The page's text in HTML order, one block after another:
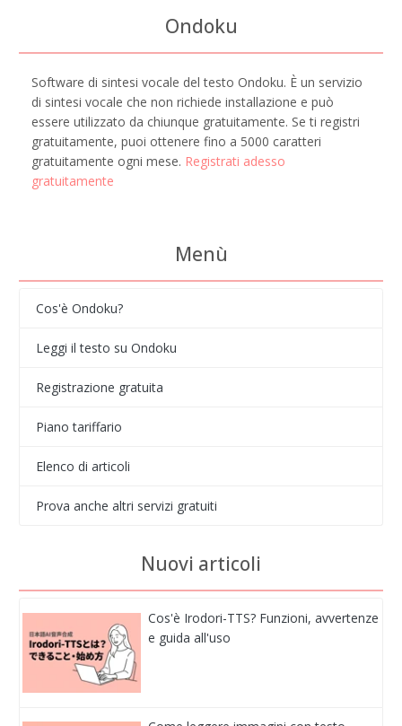
Ondoku
Software di sintesi vocale del testo Ondoku. È un servizio
di sintesi vocale che non richiede installazione e può
essere utilizzato da chiunque gratuitamente. Se ti registri
gratuitamente, puoi ottenere fino a 5000 caratteri
gratuitamente ogni mese. Registrati adesso
gratuitamente
Menù
Cos'è Ondoku?
Leggi il testo su Ondoku
Registrazione gratuita
Piano tariffario
Elenco di articoli
Prova anche altri servizi gratuiti
Nuovi articoli
Cos'è Irodori-TTS? Funzioni, avvertenze
e guida all'uso